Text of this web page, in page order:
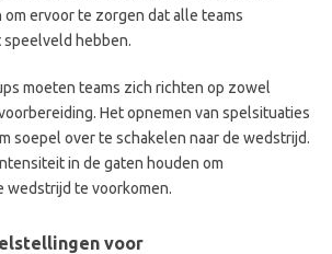
ervoor te zorgen dat alle teams
hebben.
moeten teams zich richten op zowel
Het opnemen van spelsituaties
soepel over te schakelen naar de wedstrijd.
in de gaten houden om
wedstrijd te voorkomen.
voor